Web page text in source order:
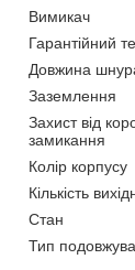
Вимикач
Гарантійний
Довжина
Заземлення
Захист від
замикання
Колір корпусу
Кількість
Стан
Тип